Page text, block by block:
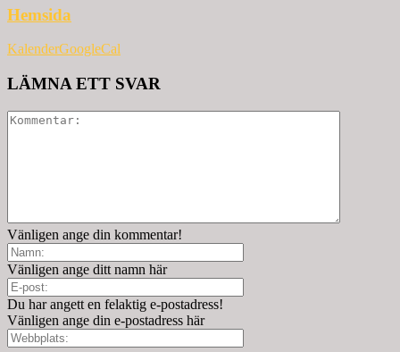
Hemsida
KalenderGoogleCal
LÄMNA ETT SVAR
Vänligen ange din kommentar!
Vänligen ange ditt namn här
Du har angett en felaktig e-postadress!
Vänligen ange din e-postadress här